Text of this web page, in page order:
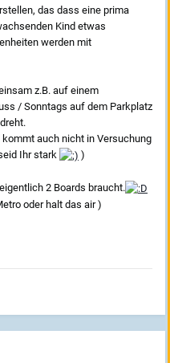
das dass eine prima
Kind etwas
werden mit
z.B. auf einem
/ Sonntags auf dem Parkplatz
auch nicht in Versuchung
Ihr stark
)
2 Boards braucht.
oder halt das air )